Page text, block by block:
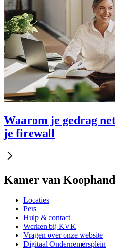
Waarom je gedrag
je firewall
Kamer van
Locaties
Pers
Hulp & contact
Werken bij KVK
Vragen over onze website
Digitaal Ondernemersplein